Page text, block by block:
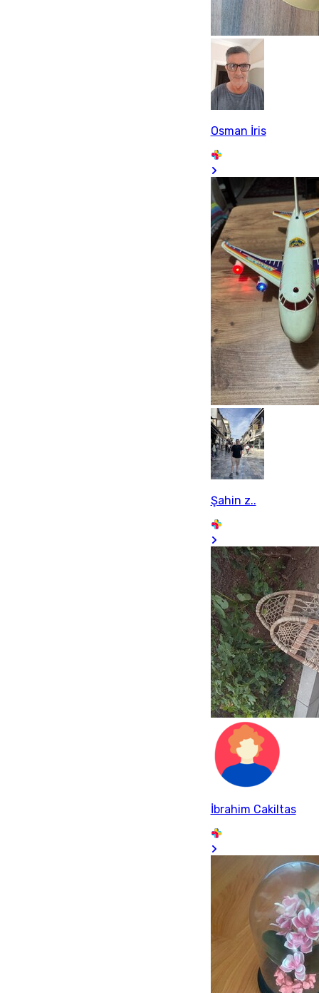
Osman İris
Şahin z..
İbrahim Cakiltas